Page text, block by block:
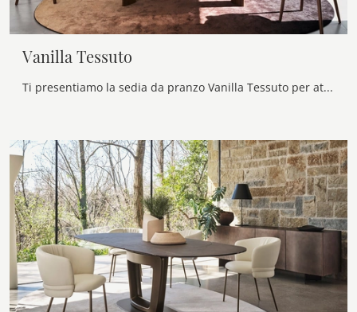
Vanilla Tessuto
Ti presentiamo la sedia da pranzo Vanilla Tessuto per atmosfere design, tra le più belle Sedie fisse di Calligaris.